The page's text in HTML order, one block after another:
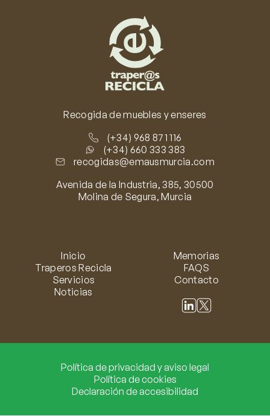
Recogida de muebles y enseres
(+34) 968 871 116
(+34) 660 333 383
recogidas@emausmurcia.com
Avenida de la Industria, 385, 30500
Molina de Segura, Murcia
Inicio
Traperos Recicla
Servicios
Noticias
Memorias
FAQS
Contacto
Política de privacidad y aviso legal
Política de cookies
Declaración de accesibilidad